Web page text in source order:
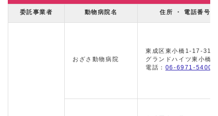
委託事業者 動物病院名 住所 ・ 電話番号
おざさ動物病院
東成区東小橋1-17-31
グランドハイツ東小橋
電話： 06-6971-5400